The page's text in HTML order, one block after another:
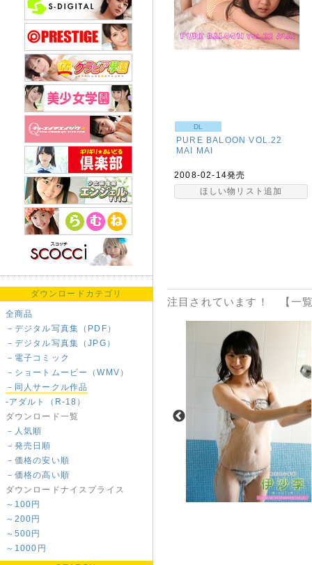
ダウンロードカテゴリ
全商品
－デジタル写真集（PDF）
－デジタル写真集（JPG）
－電子コミック
－ショートムービー（WMV）
－同人サークル作品
-アダルト（R-18）
ダウンロード一覧
－人気順
－発売日順
－価格の安い順
－価格の高い順
ダウンロードナイスプライス
～100円
～200円
～500円
～1000円
DL
PURE BALOON VOL.22
MAI
MAI
2008-02-14発売
ほしい物リスト追加
注目されています！ 【一